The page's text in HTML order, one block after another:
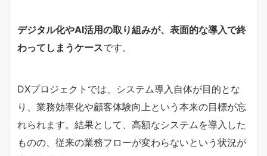
デジタル化やAI活用の取り組みが、表面的な導入で終
わってしまうケースです。
DXプロジェクトでは、システム導入自体が目的とな
り、業務効率化や顧客体験向上という本来の目標が忘
れられます。結果として、高額なシステムを導入した
ものの、従来の業務フローが変わらないという状況が